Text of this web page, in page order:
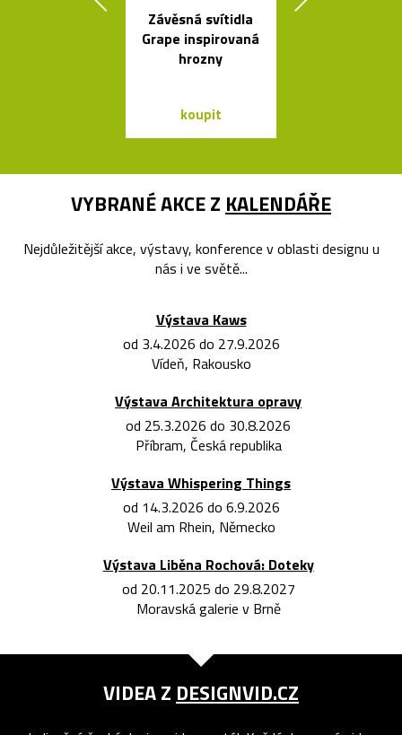
Závěsná svítidla
Grape inspirovaná
hrozny
koupit
VYBRANÉ AKCE Z KALENDÁŘE
Nejdůležitější akce, výstavy, konference v oblasti designu u
nás i ve světě...
Výstava Kaws
od 3.4.2026 do 27.9.2026
Vídeň, Rakousko
Výstava Architektura opravy
od 25.3.2026 do 30.8.2026
Příbram, Česká republika
Výstava Whispering Things
od 14.3.2026 do 6.9.2026
Weil am Rhein, Německo
Výstava Liběna Rochová: Doteky
od 20.11.2025 do 29.8.2027
Moravská galerie v Brně
VIDEA Z DESIGNVID.CZ